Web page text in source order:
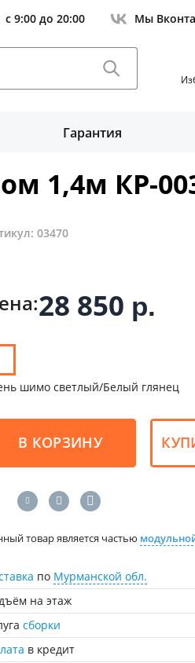
с 9:00 до 20:00 Мы
Гарантия
1,4м КР-
03470
28 850 р.
шимо светлый/Белый глянец
В КОРЗИНУ
товар является частью
по Мурманской обл.
на этаж
сборки
в кредит